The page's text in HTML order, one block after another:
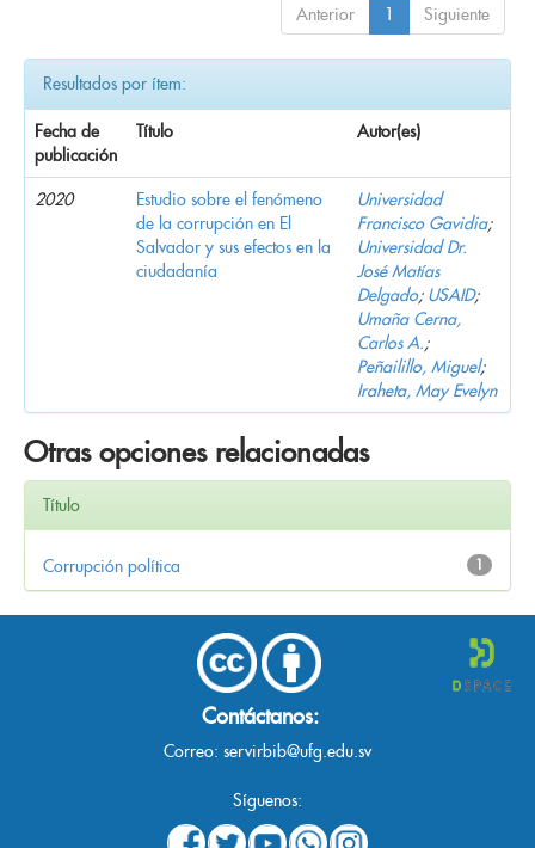
Anterior 1 Siguiente
Resultados por ítem:
Fecha de
publicación
Título Autor(es)
2020
Estudio sobre el fenómeno
de la corrupción en El
Salvador y sus efectos en la
ciudadanía
Universidad
Francisco Gavidia;
Universidad Dr.
José Matías
Delgado; USAID;
Umaña Cerna,
Carlos A.;
Peñailillo, Miguel;
Iraheta, May Evelyn
Otras opciones relacionadas
Título
1
Corrupción política
Contáctanos:
Correo: servirbib@ufg.edu.sv
Síguenos: